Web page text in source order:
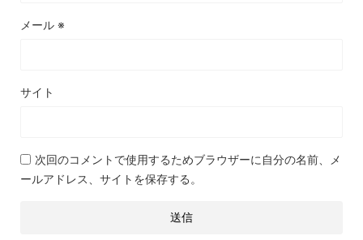
メール ※
サイト
次回のコメントで使用するためブラウザーに自分の名前、メ
ールアドレス、サイトを保存する。